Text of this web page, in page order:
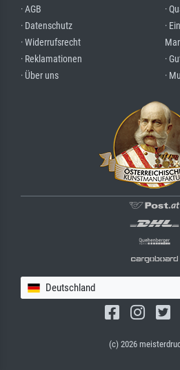
· AGB
· Datenschutz
· Widerrufsrecht
· Reklamationen
· Über uns
·
·
·
·
Deutschland
(c) 2026